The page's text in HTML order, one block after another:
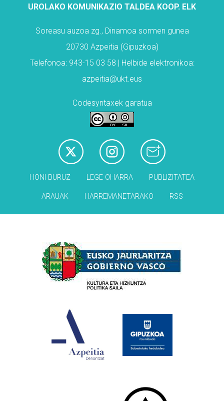
UROLAKO KOMUNIKAZIO TALDEA KOOP. ELK
Soreasu auzoa zg., Dinamoa sormen gunea
20730 Azpeitia (Gipuzkoa)
Telefonoa: 943-15 03 58 | Helbide elektronikoa:
azpeitia@ukt.eus
Codesyntaxek garatua
HONI BURUZ LEGE OHARRA PUBLIZITATEA
ARAUAK HARREMANETARAKO RSS